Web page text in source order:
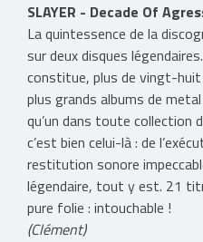
​SLAYER - Decade Of
La quintessence de la
sur deux disques
constitue, plus de vingt-
plus grands albums de
qu’un dans toute collection
c’est bien celui-là : de
restitution sonore
légendaire, tout y est. 21
pure folie : intouchable !
(Clément)